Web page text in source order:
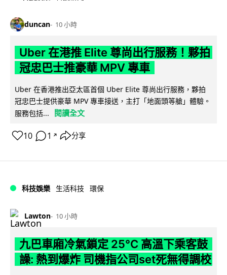
duncan 10 小時
Uber 在港推 Elite 尊尚出行服務！夥拍
冠忠巴士推豪華 MPV 專車
Uber 在香港推出亞太區首個 Uber Elite 尊尚出行服務，夥拍
冠忠巴士提供豪華 MPV 專車接送，主打「地面頭等艙」體驗。
服務包括...
閱讀全文
10 1 ↗ 分享
科技娛樂 生活科技 環保
Lawton 10 小時
九巴車廂冷氣鎖定 25°C 高溫下乘客鼓
譟: 熱到爆炸 司機指公司set死無得調校